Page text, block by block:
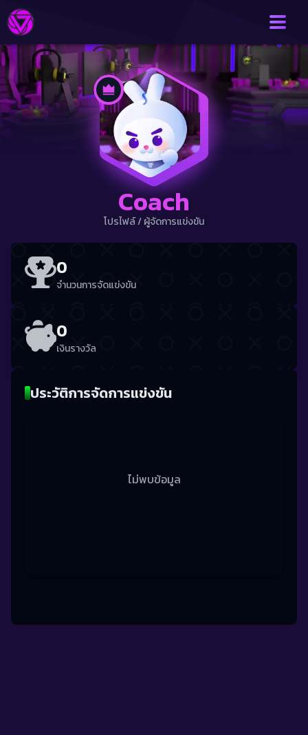
Coach
โปรไฟล์/ผู้จัดการแข่งขัน
0
จำนวนการจัดแข่งขัน
0
เงินรางวัล
ประวัติการจัดการแข่งขัน
ไม่พบข้อมูล